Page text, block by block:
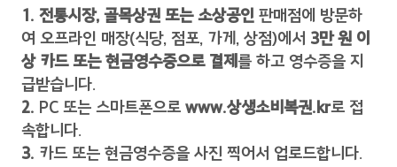
1. 전통시장, 골목상권 또는 소상공인 판매점에 방문하
여 오프라인 매장(식당, 점포, 가게, 상점)에서 3만 원 이
상 카드 또는 현금영수증으로 결제 를 하고 영수증을 지
급받습니다.
2. PC 또는 스마트폰으로 www.상생소비복권.kr로 접
속합니다.
3. 카드 또는 현금영수증을 사진 찍어서 업로드합니다.